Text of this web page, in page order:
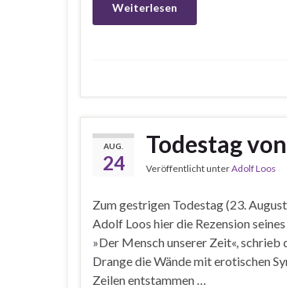
Weiterlesen
AUG.
24
Todestag
Veröffentlicht unterAdolf Loos
Zum gestrigen Todestag (23.
Adolf Loos hier die Rezension
»Der Mensch unserer Zeit«,
Drange die Wände mit erotischen
Zeilen entstammen …